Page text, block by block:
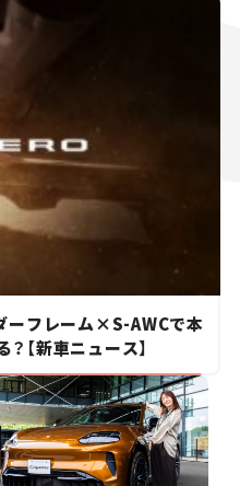
ーフレーム×S-AWCで本
【新車ニュース】